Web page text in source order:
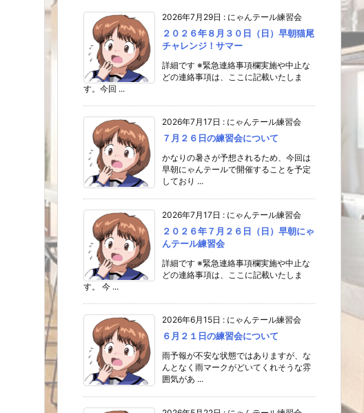
2026年7月29日 : にゃんテール練習会
２０２６年８月３０日（日）早朝猫尾
チャレンジ！サマー
詳細です ※緊急連絡事項欄実施や中止な
どの連絡事項は、ここに記載いたしま
す。今回 ...
2026年7月17日 : にゃんテール練習会
７月２６日の練習会について
かなりの暑さが予想されるため、今回は
早朝にゃんテールで開催することを予定
しており ...
2026年7月17日 : にゃんテール練習会
２０２６年７月２６日（日）早朝にゃ
んテール練習会
詳細です ※緊急連絡事項欄実施や中止な
どの連絡事項は、ここに記載いたしま
す。 今 ...
2026年6月15日 : にゃんテール練習会
６月２１日の練習会について
雨予報が不安な状態ではありますが、な
んとなく雨マークがどいてくれそうな雰
囲気があ ...